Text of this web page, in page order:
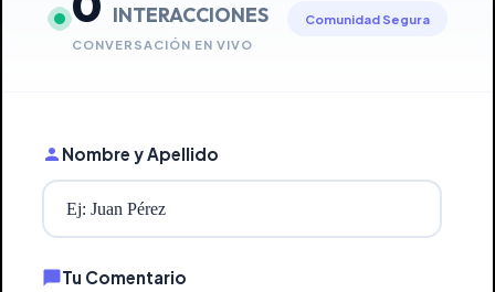
INTERACCIONES
CONVERSACIÓN EN VIVO
Comunidad Segura
Nombre y Apellido
Tu Comentario